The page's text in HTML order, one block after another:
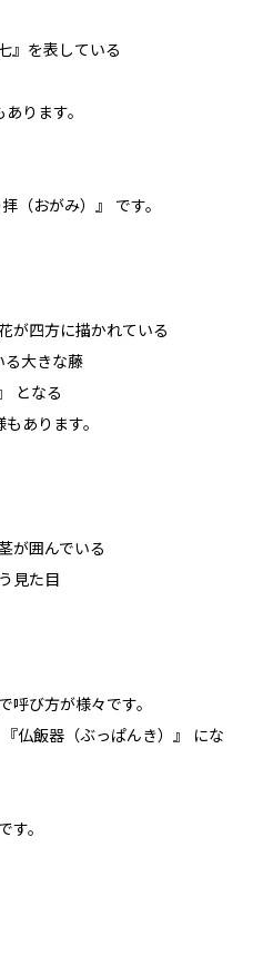
』を表している
ります。
（おがみ）』 です。
が四方に描かれている
る大きな藤
となる
あります。
が囲んでいる
見た目
呼び方が様々です。
仏飯器（ぶっぱんき）』 にな
す。